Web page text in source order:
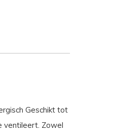
Geschikt tot
ventileert. Zowel